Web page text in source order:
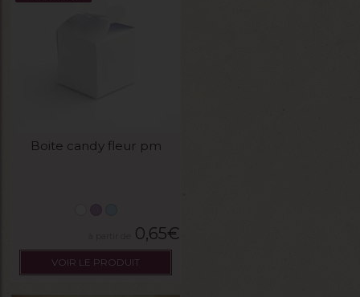
Boite candy fleur pm
0,65€
VOIR LE PRODUIT